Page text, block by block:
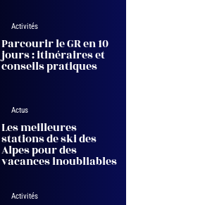
Activités
Parcourir le GR en 10
jours : itinéraires et
conseils pratiques
Actus
Les meilleures
stations de ski des
Alpes pour des
vacances inoubliables
Activités